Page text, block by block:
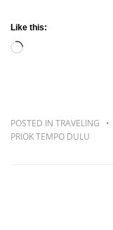
Like this:
Loading…
POSTED IN TRAVELING
PRIOK TEMPO DULU